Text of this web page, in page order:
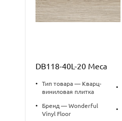
DB118-40L-20 Меса
•
Тип товара — Кварц-
виниловая плитка
•
Бренд — Wonderful
Vinyl Floor
•
•